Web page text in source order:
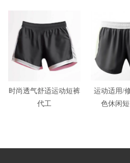
时尚透气舒适运动短裤
代工
运动适用/
色休闲